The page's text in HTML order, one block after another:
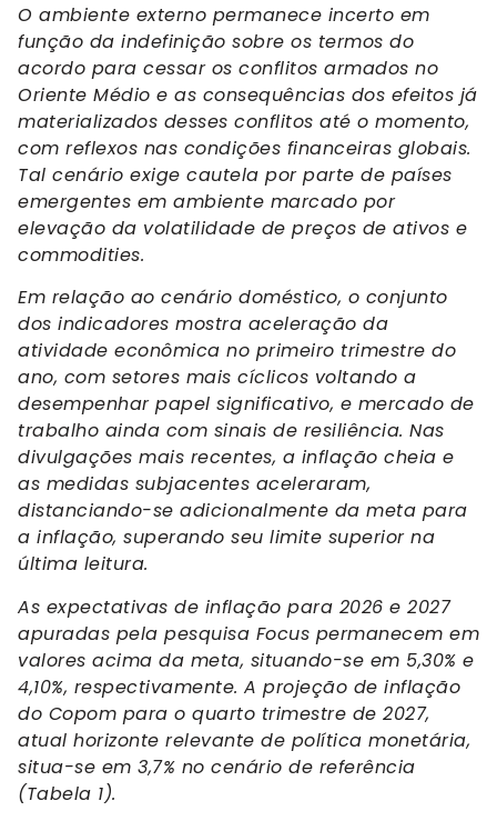
​O ambiente externo permanece incerto em
função da indefinição sobre os termos do
acordo para cessar os conflitos armados no
Oriente Médio e as consequências dos efeitos já
materializados desses conflitos até o momento,
com reflexos nas condições financeiras globais.
Tal cenário exige cautela por parte de países
emergentes em ambiente marcado por
elevação da volatilidade de preços de ativos e
commodities.
Em relação ao cenário doméstico, o conjunto
dos indicadores mostra aceleração da
atividade econômica no primeiro trimestre do
ano, com setores mais cíclicos voltando a
desempenhar papel significativo, e mercado de
trabalho ainda com sinais de resiliência. Nas
divulgações mais recentes, a inflação cheia e
as medidas subjacentes aceleraram,
distanciando-se adicionalmente da meta para
a inflação, superando seu limite superior na
última leitura.
As expectativas de inflação para 2026 e 2027
apuradas pela pesquisa Focus permanecem em
valores acima da meta, situando-se em 5,30% e
4,10%, respectivamente. A projeção de inflação
do Copom para o quarto trimestre de 2027,
atual horizonte relevante de política monetária,
situa-se em 3,7% no cenário de referência
(Tabela 1).